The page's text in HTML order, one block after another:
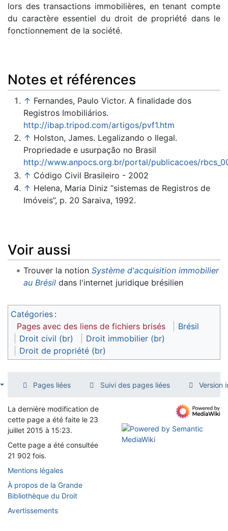
lors des transactions immobilières, en tenant compte
du caractère essentiel du droit de propriété dans le
fonctionnement de la société.
Notes et références
↑ Fernandes, Paulo Victor. A finalidade dos
Registros Imobiliários.
http://ibap.tripod.com/artigos/pvf1.htm
↑ Holston, James. Legalizando o Ilegal.
Propriedade e usurpação no Brasil
http://www.anpocs.org.br/portal/publicacoes/
↑ Código Civil Brasileiro - 2002
↑ Helena, Maria Diniz “sistemas de Registros de
Imóveis”, p. 20 Saraiva, 1992.
Voir aussi
Trouver la notion Système d'acquisition immobilier
au Brésildans l'internet juridique brésilien
Catégories :
Pages avec des liens de fichiers brisés
Brésil
Droit civil (br)
Droit immobilier (br)
Droit de propriété (br)
Pages liées Suivi des pages liées Version
La dernière modification de
cette page a été faite le 23
juillet 2015 à 15:23.
Cette page a été consultée
21 902 fois.
Mentions légales
À propos de la Grande
Bibliothèque du Droit
Avertissements